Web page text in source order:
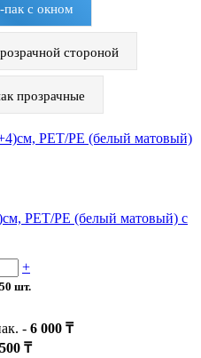
с окном
стороной
прозрачные
PET/PE (белый матовый) с
+
50 шт.
- 6 000 ₸
₸